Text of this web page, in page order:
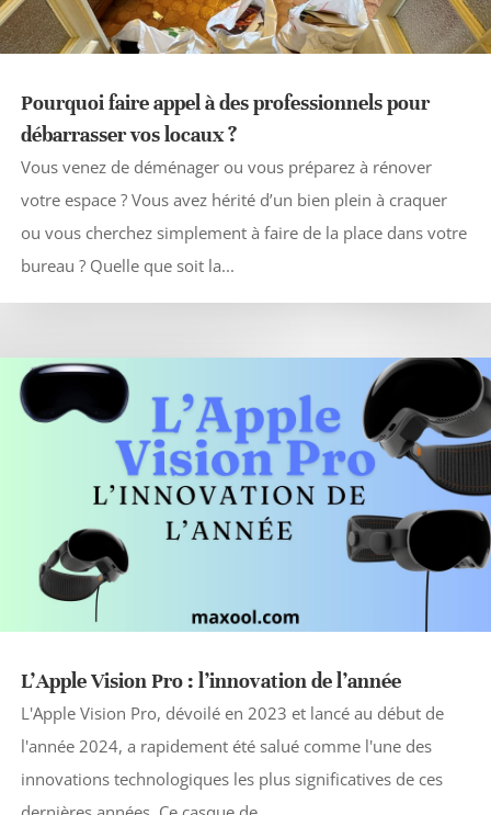
Pourquoi faire appel à des professionnels pour
débarrasser vos locaux ?
Vous venez de déménager ou vous préparez à rénover
votre espace ? Vous avez hérité d’un bien plein à craquer
ou vous cherchez simplement à faire de la place dans votre
bureau ? Quelle que soit la...
L’Apple Vision Pro : l’innovation de l’année
L'Apple Vision Pro, dévoilé en 2023 et lancé au début de
l'année 2024, a rapidement été salué comme l'une des
innovations technologiques les plus significatives de ces